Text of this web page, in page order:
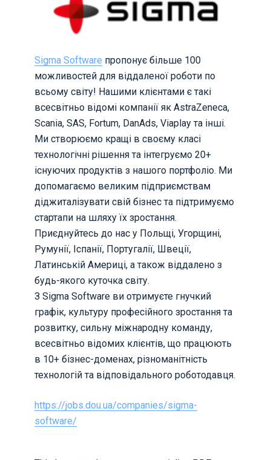
Sigma Software пропонує більше 100
можливостей для віддаленої роботи по
всьому світу! Нашими клієнтами є такі
всесвітньо відомі компанії як AstraZeneca,
Scania, SAS, Fortum, DanAds, Viaplay та інші.
Ми створюємо кращі в своєму класі
технологічні рішення та інтегруємо 20+
існуючих продуктів з нашого портфоліо. Ми
допомагаємо великим підприємствам
діджиталізувати свій бізнес та підтримуємо
стартапи на шляху їх зростання.
Приєднуйтесь до нас у Польщі, Угорщині,
Румунії, Іспанії, Португалії, Швеції,
Латинській Америці, а також віддалено з
будь-якого куточка світу.
З Sigma Software ви отримуєте гнучкий
графік, культуру професійного зростання та
розвитку, сильну міжнародну команду,
всесвітньо відомих клієнтів, що працюють
в 10+ бізнес-доменах, різноманітність
технологій та відповідального роботодавця.
https://jobs.dou.ua/companies/sigma-
software/